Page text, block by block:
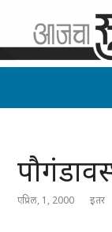
एप्रिल, 1, 2000 इतर